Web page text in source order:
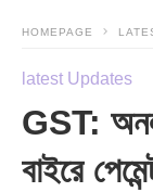
HOMEPAGE
latest Updates
GST:
বাইরে